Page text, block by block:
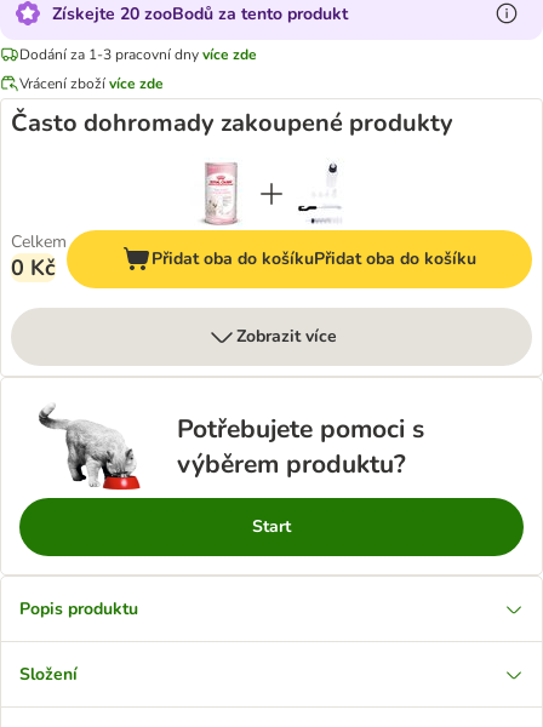
Získejte 20 zooBodů za tento produkt
Dodání za 1-3 pracovní dnyvíce zde
Vrácení zbožívíce zde
Často dohromady zakoupené produkty
Celkem
0 Kč Přidat oba do košíkuPřidat oba do košíku
Zobrazit více
Potřebujete pomoci s
výběrem produktu?
Start
Popis produktu
Složení